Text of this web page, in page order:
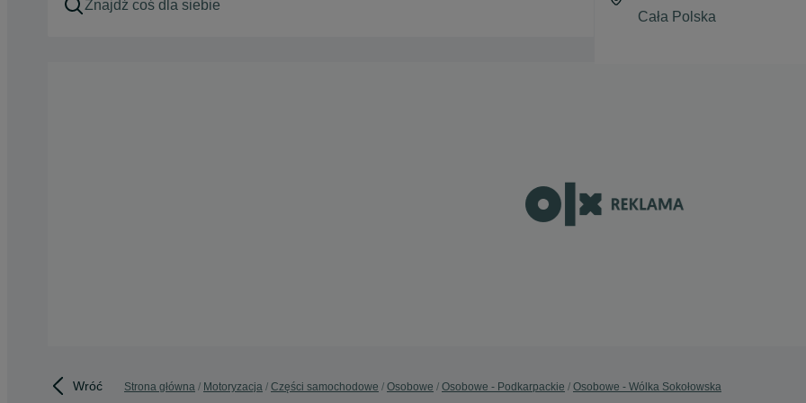
Wróć Strona główna Motoryzacja Części samochodowe Osobowe Osobowe - Podkarpackie Osobowe - Wólka Sokołowska